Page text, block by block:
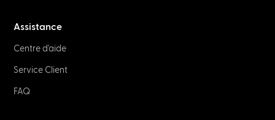
Assistance
Centre d'aide
Service Client
FAQ